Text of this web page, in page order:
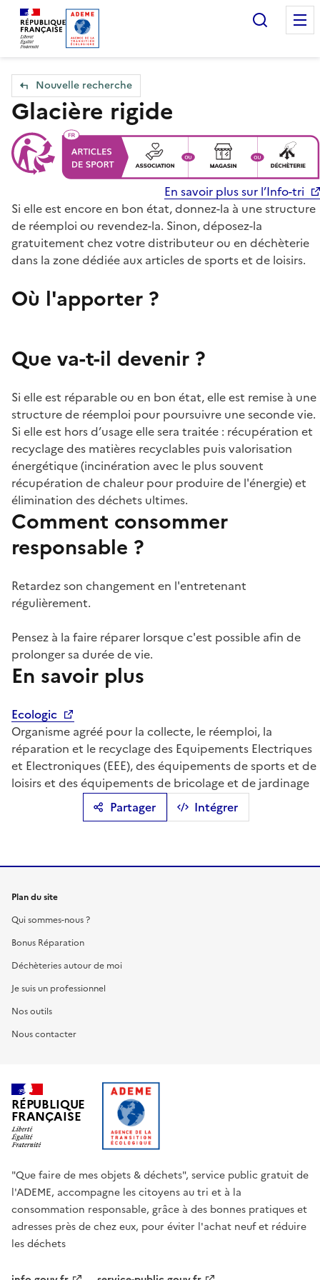
Accueil — Que Faire de mes objets & déchets
Nouvelle recherche
Glacière rigide
En savoir plus sur l’Info-tri
Partager Intégrer
Si elle est encore en bon état, donnez-la à une structure
de réemploi ou revendez-la. Sinon, déposez-la
gratuitement chez votre distributeur ou en déchèterie
dans la zone dédiée aux articles de sports et de loisirs.
Où l'apporter ?
Que va-t-il devenir ?
Si elle est réparable ou en bon état, elle est remise à une
structure de réemploi pour poursuivre une seconde vie.
Si elle est hors d’usage elle sera traitée : récupération et
recyclage des matières recyclables puis valorisation
énergétique (incinération avec le plus souvent
récupération de chaleur pour produire de l'énergie) et
élimination des déchets ultimes.
Comment consommer
responsable ?
Retardez son changement en l'entretenant
régulièrement.
Pensez à la faire réparer lorsque c'est possible afin de
prolonger sa durée de vie.
En savoir plus
Ecologic
Organisme agréé pour la collecte, le réemploi, la
réparation et le recyclage des Equipements Electriques
et Electroniques (EEE), des équipements de sports et de
loisirs et des équipements de bricolage et de jardinage
Plan du site
Qui sommes-nous ?
Bonus Réparation
Déchèteries autour de moi
Je suis un professionnel
Nos outils
Nous contacter
RÉPUBLIQUE
FRANÇAISE
"Que faire de mes objets & déchets", service public gratuit de
l'ADEME, accompagne les citoyens au tri et à la
consommation responsable, grâce à des bonnes pratiques et
adresses près de chez eux, pour éviter l'achat neuf et réduire
les déchets